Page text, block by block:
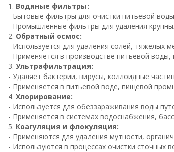
1. Водяные фильтры:
- Бытовые фильтры для очистки питьевой
- Промышленные фильтры для удаления
2. Обратный осмос:
- Используется для удаления солей, тяжелых
- Применяется в производстве питьевой воды,
3.Ультрафильтрация:
- Удаляет бактерии, вирусы, коллоидные
- Применяется в питьевой воде, пищевой
4. Хлорирование:
- Используется для обеззараживания воды
- Применяется в системах водоснабжения,
5. Коагуляция и флокуляция:
- Применяются для удаления мутности,
- Используются в процессах очистки